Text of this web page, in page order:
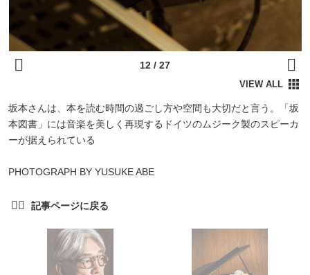
坂本さんは、本を読む時間の過ごし方や空間も大切だと言う。「坂
本図書」には音楽を美しく再現するドイツのムジーク製のスピーカ
ーが据えられている
PHOTOGRAPH BY YUSUKE ABE